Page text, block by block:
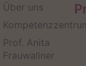
Über uns
Prof. Anita
Frauwallner